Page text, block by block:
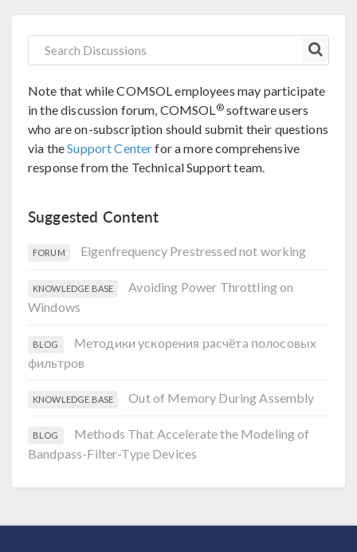
Note that while COMSOL employees may participate
in the discussion forum, COMSOL®software users
who are on-subscription should submit their questions
via theSupport Centerfor a more comprehensive
response from the Technical Support team.
Suggested Content
FORUM Eigenfrequency Prestressed not working
KNOWLEDGE BASE
Avoiding Power Throttling on
Windows
BLOG
Методики ускорения расчёта полосовых
фильтров
KNOWLEDGE BASE Out of Memory During Assembly
BLOG
Methods That Accelerate the Modeling of
Bandpass-Filter-Type Devices